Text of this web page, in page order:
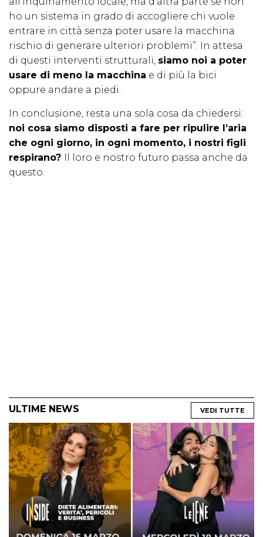
ho un sistema in grado di accogliere chi vuole
entrare in città senza poter usare la macchina
rischio di generare ulteriori problemi”. In attesa
di questi interventi strutturali, siamo noi a poter
usare di meno la macchina e di più la bici
oppure andare a piedi.
In conclusione, resta una sola cosa da chiedersi:
noi cosa siamo disposti a fare per ripulire l’aria
che ogni giorno, in ogni momento, i nostri figli
respirano?
Il loro e nostro futuro passa anche da
questo.
ULTIME NEWS VEDI TUTTE